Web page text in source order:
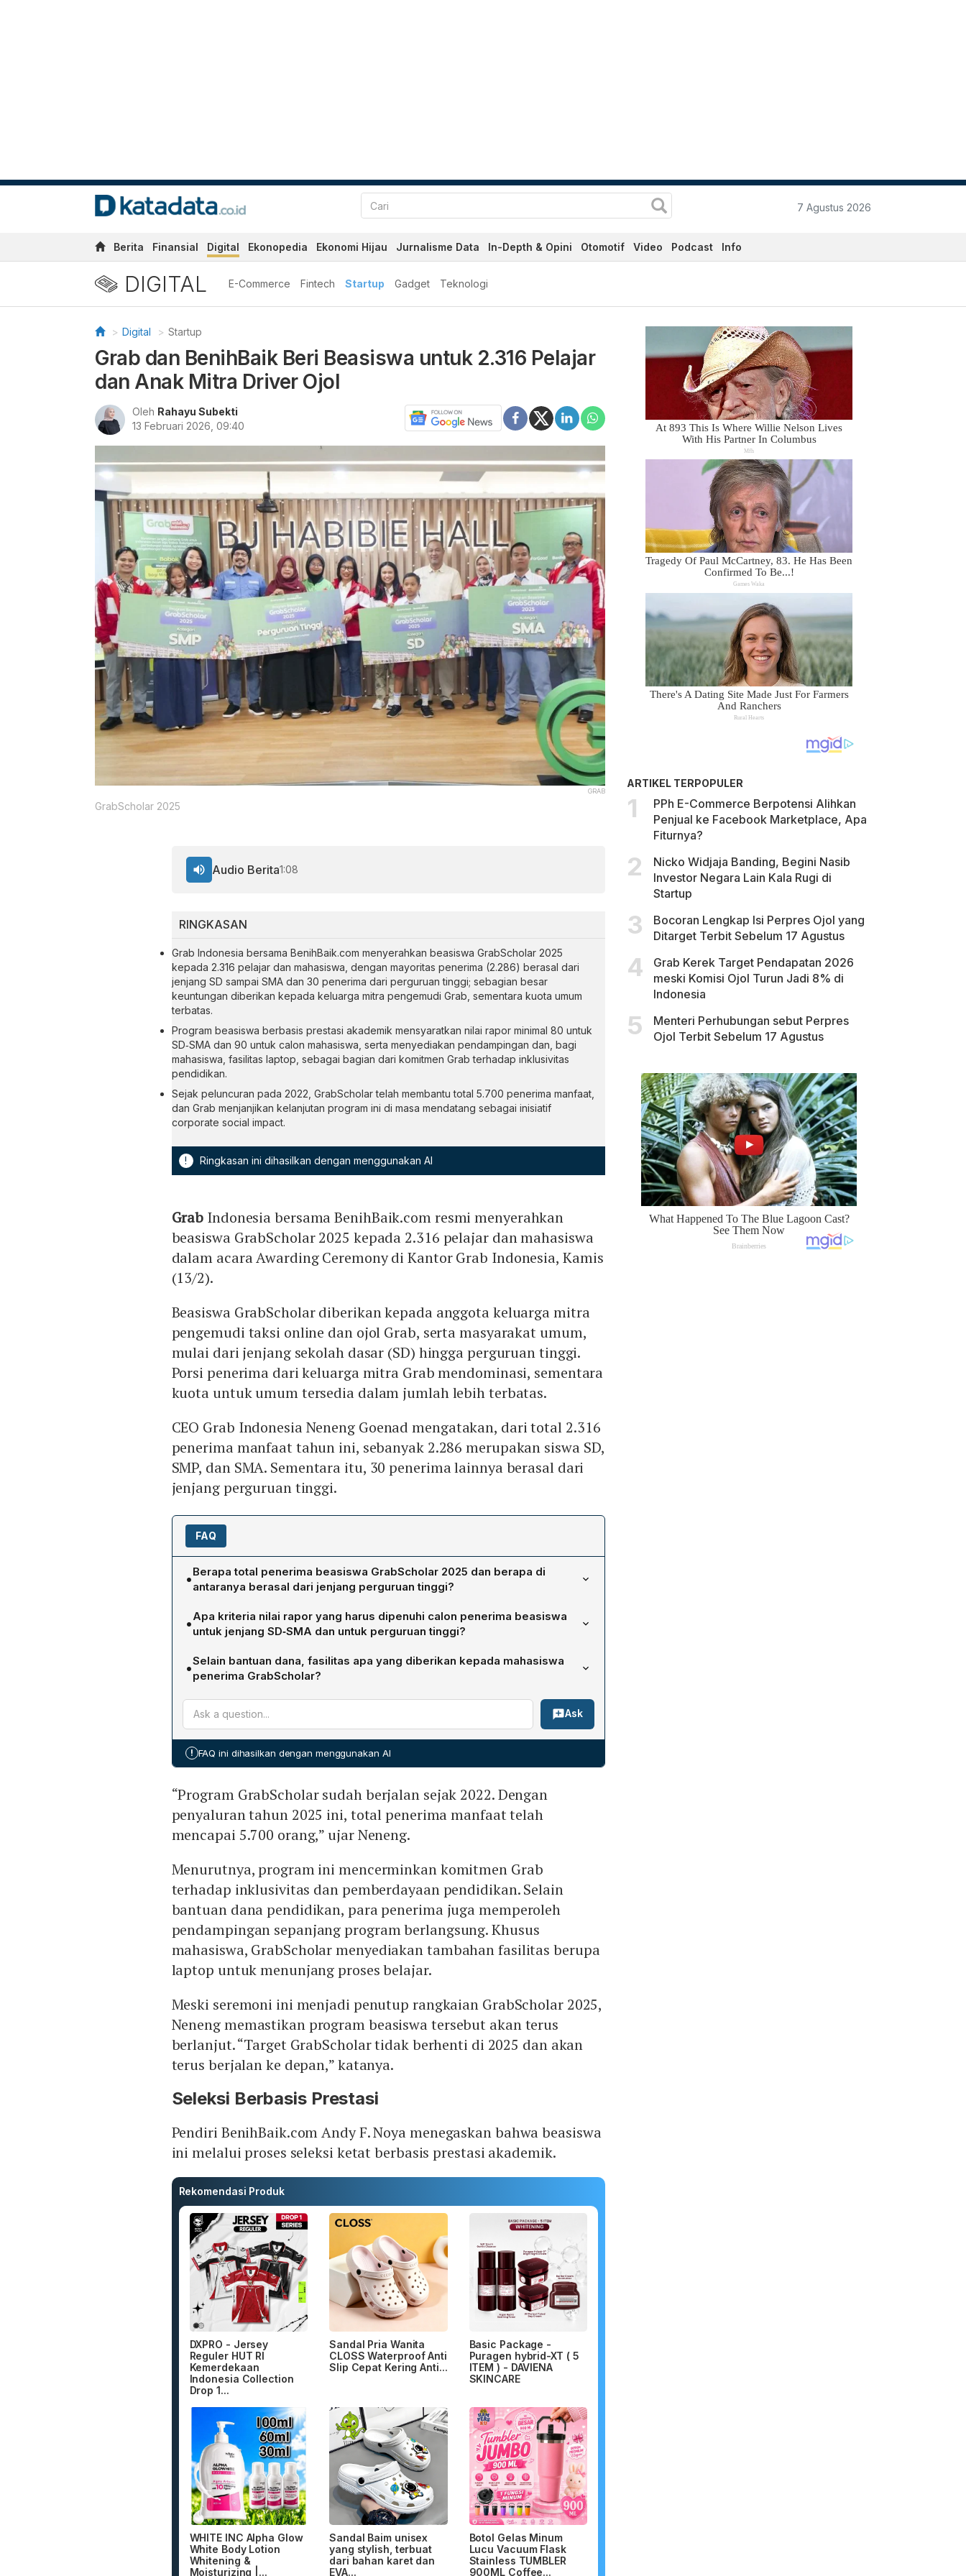
7 Agustus 2026
Berita Finansial Digital Ekonopedia Ekonomi Hijau Jurnalisme Data In-Depth & Opini Otomotif Video Podcast Info
DIGITAL E-Commerce Fintech Startup Gadget Teknologi
Digital Startup
Grab dan BenihBaik Beri Beasiswa untuk 2.316 Pelajar
dan Anak Mitra Driver Ojol
Oleh Rahayu Subekti
13 Februari 2026, 09:40
GRAB
GrabScholar 2025
RINGKASAN
Grab Indonesia bersama BenihBaik.com menyerahkan beasiswa GrabScholar 2025
kepada 2.316 pelajar dan mahasiswa, dengan mayoritas penerima (2.286) berasal dari
jenjang SD sampai SMA dan 30 penerima dari perguruan tinggi; sebagian besar
keuntungan diberikan kepada keluarga mitra pengemudi Grab, sementara kuota umum
terbatas.
Program beasiswa berbasis prestasi akademik mensyaratkan nilai rapor minimal 80 untuk
SD‑SMA dan 90 untuk calon mahasiswa, serta menyediakan pendampingan dan, bagi
mahasiswa, fasilitas laptop, sebagai bagian dari komitmen Grab terhadap inklusivitas
pendidikan.
Sejak peluncuran pada 2022, GrabScholar telah membantu total 5.700 penerima manfaat,
dan Grab menjanjikan kelanjutan program ini di masa mendatang sebagai inisiatif
corporate social impact.
! Ringkasan ini dihasilkan dengan menggunakan AI
Audio Berita1:08
Grab Indonesia bersama BenihBaik.com resmi menyerahkan
beasiswa GrabScholar 2025 kepada 2.316 pelajar dan mahasiswa
dalam acara Awarding Ceremony di Kantor Grab Indonesia, Kamis
(13/2).
Beasiswa GrabScholar diberikan kepada anggota keluarga mitra
pengemudi taksi online dan ojol Grab, serta masyarakat umum,
mulai dari jenjang sekolah dasar (SD) hingga perguruan tinggi.
Porsi penerima dari keluarga mitra Grab mendominasi, sementara
kuota untuk umum tersedia dalam jumlah lebih terbatas.
CEO Grab Indonesia Neneng Goenad mengatakan, dari total 2.316
penerima manfaat tahun ini, sebanyak 2.286 merupakan siswa SD,
SMP, dan SMA. Sementara itu, 30 penerima lainnya berasal dari
jenjang perguruan tinggi.
FAQ
•Berapa total penerima beasiswa GrabScholar 2025 dan berapa di
antaranya berasal dari jenjang perguruan tinggi?
GrabScholar 2025 menyerahkan beasiswa kepada 2.316 pelajar dan mahasiswa.
Dari jumlah tersebut, 2.286 penerima berada di jenjang SD, SMP, dan SMA,
sedangkan 30 penerima merupakan mahasiswa perguruan tinggi.
•Apa kriteria nilai rapor yang harus dipenuhi calon penerima beasiswa
untuk jenjang SD‑SMA dan untuk perguruan tinggi?
Untuk jenjang SD hingga SMA, calon penerima harus memiliki nilai rapor minimal 80.
Sementara bagi beasiswa perguruan tinggi, kandidat wajib memiliki nilai rapor
•Selain bantuan dana, fasilitas apa yang diberikan kepada mahasiswa
penerima GrabScholar?
Mahasiswa yang mendapat beasiswa GrabScholar tidak hanya menerima uang tunai
atau uang saku, tetapi juga diberikan laptop sebagai tambahan fasilitas untuk
mendukung proses belajar secara efektif.
Ask
! FAQ ini dihasilkan dengan menggunakan AI
“Program GrabScholar sudah berjalan sejak 2022. Dengan
penyaluran tahun 2025 ini, total penerima manfaat telah
mencapai 5.700 orang,” ujar Neneng.
Menurutnya, program ini mencerminkan komitmen Grab
terhadap inklusivitas dan pemberdayaan pendidikan. Selain
bantuan dana pendidikan, para penerima juga memperoleh
pendampingan sepanjang program berlangsung. Khusus
mahasiswa, GrabScholar menyediakan tambahan fasilitas berupa
laptop untuk menunjang proses belajar.
Meski seremoni ini menjadi penutup rangkaian GrabScholar 2025,
Neneng memastikan program beasiswa tersebut akan terus
berlanjut. “Target GrabScholar tidak berhenti di 2025 dan akan
terus berjalan ke depan,” katanya.
Seleksi Berbasis Prestasi
Pendiri BenihBaik.com Andy F. Noya menegaskan bahwa beasiswa
ini melalui proses seleksi ketat berbasis prestasi akademik.
Rekomendasi Produk
DXPRO - Jersey
Reguler HUT RI
Kemerdekaan
Indonesia Collection
Drop 1...
Sandal Pria Wanita
CLOSS Waterproof Anti
Slip Cepat Kering Anti...
Basic Package -
Puragen hybrid-XT ( 5
ITEM ) - DAVIENA
SKINCARE
WHITE INC Alpha Glow
White Body Lotion
Whitening &
Moisturizing |...
Sandal Baim unisex
yang stylish, terbuat
dari bahan karet dan
EVA...
Botol Gelas Minum
Lucu Vacuum Flask
Stainless TUMBLER
900ML Coffee...
ARTIKEL TERPOPULER
PPh E-Commerce Berpotensi Alihkan
Penjual ke Facebook Marketplace, Apa
Fiturnya?
Nicko Widjaja Banding, Begini Nasib
Investor Negara Lain Kala Rugi di
Startup
Bocoran Lengkap Isi Perpres Ojol yang
Ditarget Terbit Sebelum 17 Agustus
Grab Kerek Target Pendapatan 2026
meski Komisi Ojol Turun Jadi 8% di
Indonesia
Menteri Perhubungan sebut Perpres
Ojol Terbit Sebelum 17 Agustus